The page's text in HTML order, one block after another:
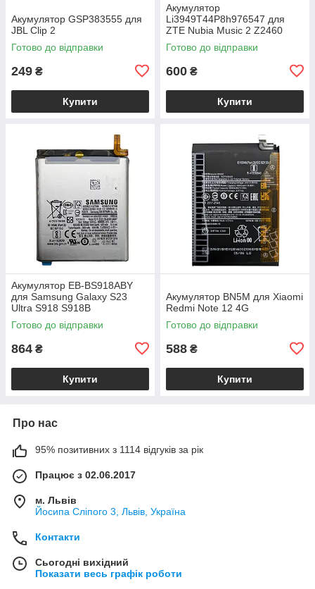
Акумулятор GSP383555 для
JBL Clip 2
Готово до відправки
249 ₴
Купити
Акумулятор
Li3949T44P8h976547 для
ZTE Nubia Music 2 Z2460
Готово до відправки
600 ₴
Купити
Акумулятор EB-BS918ABY
для Samsung Galaxy S23
Ultra S918 S918B
Готово до відправки
864 ₴
Купити
Акумулятор BN5M для Xiaomi
Redmi Note 12 4G
Готово до відправки
588 ₴
Купити
Про нас
95% позитивних з 1114 відгуків за рік
Працює з 02.06.2017
м. Львів
Йосипа Сліпого 3, Львів, Україна
Контакти
Сьогодні вихідний
Показати весь графік роботи